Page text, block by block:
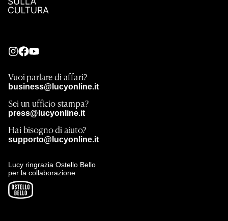
Vuoi parlare di affari?
business@lucyonline.it
Sei un ufficio stampa?
press@lucyonline.it
Hai bisogno di aiuto?
supporto@lucyonline.it
Lucy ringrazia Ostello Bello
per la collaborazione